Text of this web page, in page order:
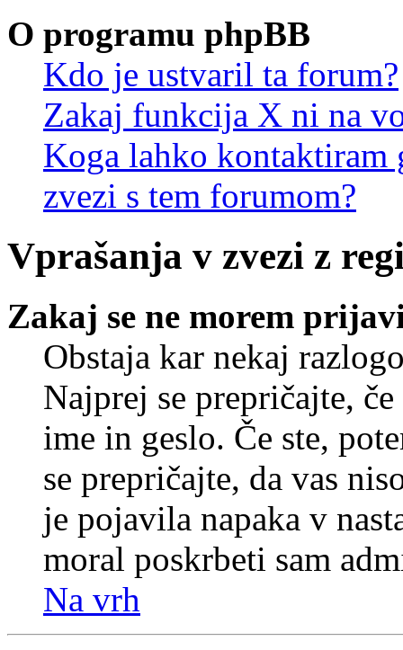
O programu phpBB
Kdo je ustvaril ta forum?
Zakaj funkcija X ni na
Koga lahko kontaktiram
zvezi s tem forumom?
Vprašanja v zvezi z
Zakaj se ne morem
Obstaja kar nekaj
Najprej se prepričajte,
ime in geslo. Če ste,
se prepričajte, da vas
je pojavila napaka v
moral poskrbeti sam
Na vrh